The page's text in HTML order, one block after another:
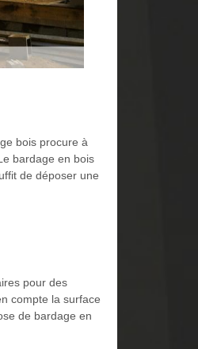
bois procure à
bardage en bois
de déposer une
pour des
compte la surface
de bardage en